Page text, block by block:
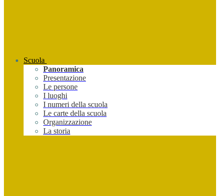
Scuola
Panoramica
Presentazione
Le persone
I luoghi
I numeri della scuola
Le carte della scuola
Organizzazione
La storia